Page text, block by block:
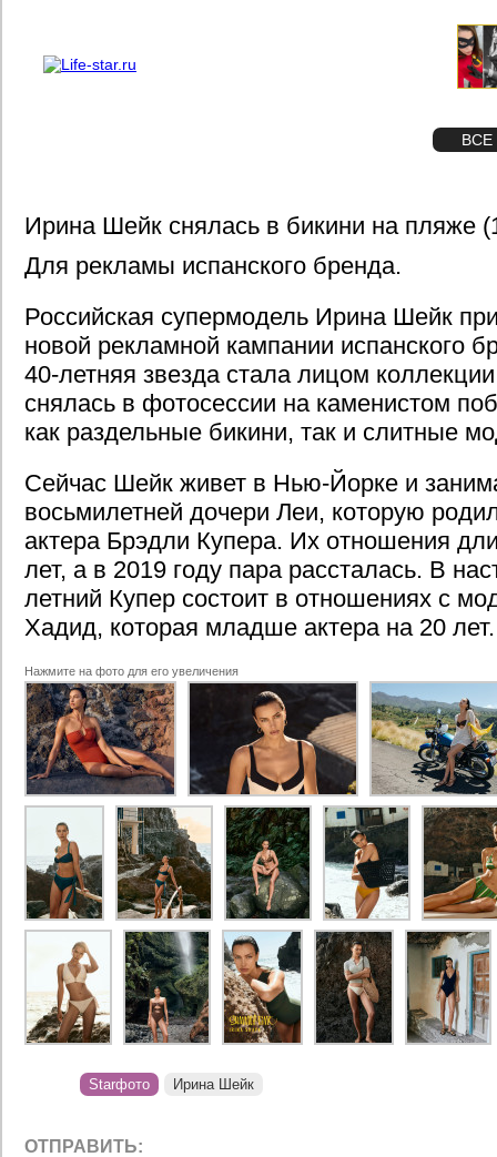
ВСЕ
Ирина Шейк снялась в бикини на пляже
Для рекламы испанского бренда.
Российская супермодель Ирина Шейк
новой рекламной кампании испанского
40-летняя звезда стала лицом
снялась в фотосессии на каменистом
как раздельные бикини, так и слитные
Сейчас Шейк живет в Нью-Йорке и
восьмилетней дочери Леи, которую
актера Брэдли Купера. Их отношения
лет, а в 2019 году пара рассталась. В
летний Купер состоит в отношениях с
Хадид, которая младше актера на 20 лет.
Нажмите на фото для его увеличения
Starфото Ирина Шейк
ОТПРАВИТЬ: